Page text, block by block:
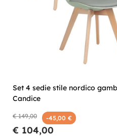
Set 4 sedie stile nordico
Candice
€ 149,00 -45,00 €
€ 104,00